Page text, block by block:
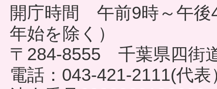
開庁時間 午前9時～午後
年始を除く）
〒284-8555 千葉県四街
電話：043-421-2111(代表